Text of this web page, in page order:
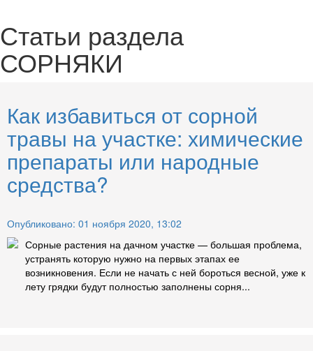
Статьи раздела
СОРНЯКИ
Как избавиться от сорной
травы на участке: химические
препараты или народные
средства?
Опубликовано: 01 ноября 2020, 13:02
Сорные растения на дачном участке — большая проблема,
устранять которую нужно на первых этапах ее
возникновения. Если не начать с ней бороться весной, уже к
лету грядки будут полностью заполнены сорня...